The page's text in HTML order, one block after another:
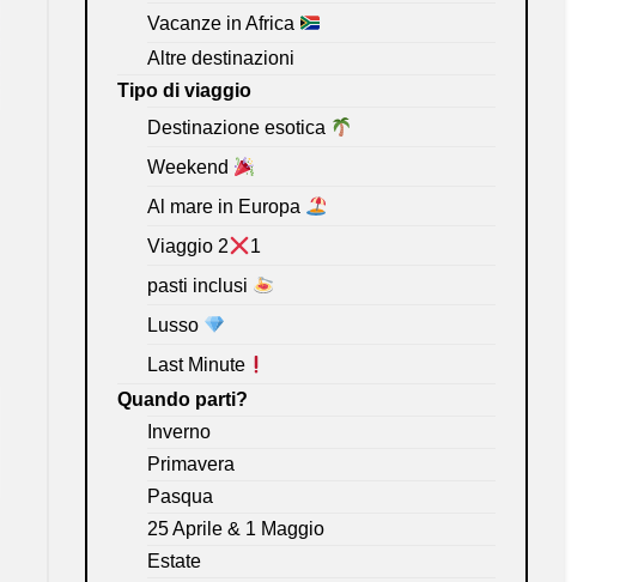
Vacanze in Africa
Altre destinazioni
Tipo di viaggio
Destinazione esotica
Weekend
Al mare in Europa
Viaggio 2
1
pasti inclusi
Lusso
Last Minute
Quando parti?
Inverno
Primavera
Pasqua
25 Aprile & 1 Maggio
Estate